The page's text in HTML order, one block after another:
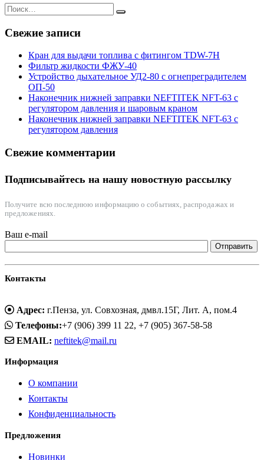
Свежие записи
Кран для выдачи топлива с фитингом TDW-7H
Фильтр жидкости ФЖУ-40
Устройство дыхательное УД2-80 с огнепреградителем
ОП-50
Наконечник нижней заправки NEFTITEK NFT-63 с
регулятором давления и шаровым краном
Наконечник нижней заправки NEFTITEK NFT-63 с
регулятором давления
Свежие комментарии
Подписывайтесь на нашу новостную рассылку
Получите всю последнюю информацию о событиях, распродажах и
предложениях.
Ваш e-mail
Контакты
Адрес: г.Пенза, ул. Совхозная, дмвл.15Г, Лит. А, пом.4
Телефоны:+7 (906) 399 11 22, +7 (905) 367-58-58
EMAIL: neftitek@mail.ru
Информация
О компании
Контакты
Конфиденциальность
Предложения
Новинки